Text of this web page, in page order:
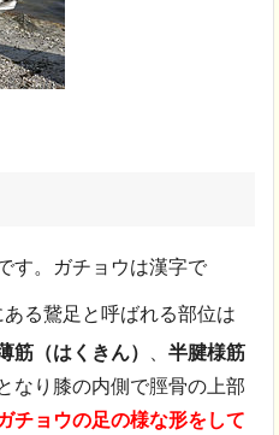
す。ガチョウは漢字で
る鵞足と呼ばれる部位は
筋（はくきん） 、半腱様筋
なり膝の内側で脛骨の上部
チョウの足の様な形をして